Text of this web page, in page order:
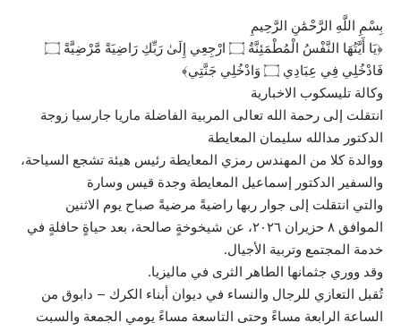
بِسْمِ اللَّهِ الرَّحْمَٰنِ الرَّحِيمِ
﴿يَا أَيَّتُهَا النَّفْسُ الْمُطْمَئِنَّةُ ۝ ارْجِعِي إِلَىٰ رَبِّكِ رَاضِيَةً مَّرْضِيَّةً ۝
فَادْخُلِي فِي عِبَادِي ۝ وَادْخُلِي جَنَّتِي﴾
وكالة تليسكوب الاخبارية
انتقلت إلى رحمة الله تعالى المربية الفاضلة ماريا جارسيا زوجة
الدكتور مدالله سليمان المعايطة
ووالدة كلا من المهندس رمزي المعايطة رئيس هيئة تشجع السياحة،
والسفير الدكتور إسماعيل المعايطة وجدة قيس وسارة
والتي انتقلت إلى جوار ربها راضيةً مرضيةً صباح يوم الاثنين
الموافق ٨ حزيران ٢٠٢٦، عن شيخوخةٍ صالحة، بعد حياةٍ حافلةٍ في
خدمة المجتمع وتربية الأجيال.
وقد ووري جثمانها الطاهر الثرى في ماليزيا.
تُقبل التعازي للرجال والنساء في ديوان أبناء الكرك – دابوق من
الساعة الرابعة مساءً وحتى التاسعة مساءً يومي الجمعة والسبت